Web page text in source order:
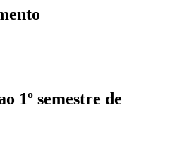
1º semestre de